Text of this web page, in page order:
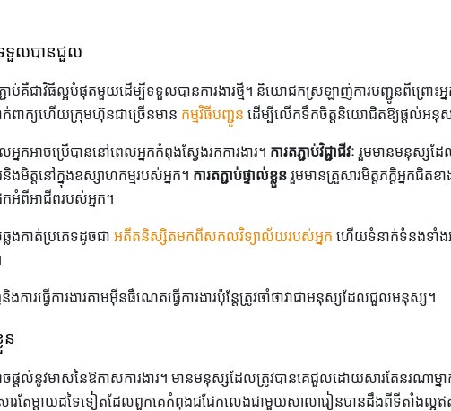
ទទួលបានជួល
ាប់គឺជាវិធីល្អបំផុតមួយដើម្បីទទួលបានការងារថ្មី។ និយោជកស្រឡាញ់ការបញ្ជូនពីព្រោ
ាក្យហើយក្រុមហ៊ុនជាច្រើនមាន កម្មវិធីបញ្ជូន ដើម្បីលើកទឹកចិត្តនិយោជិតឱ្យផ្តល់អនុ
អ្នកអាចប្រើបាននៅពេលអ្នកកំពុងស្វែងរកការងារ។ ការតភ្ជាប់វិជ្ជាជីវៈ រួមមានមនុស្សដែ
ងមិត្តនៅក្នុងឧស្សាហកម្មរបស់អ្នក។ ការតភ្ជាប់ផ្ទាល់ខ្លួន រួមមានគ្រួសារមិត្តភក្តិអ្នកជិតខ
កអំពីអាជីពរបស់អ្នក។
លងកាត់ប្រភេទដូចជា អតីតនិស្សិតមកពីសកលវិទ្យាល័យរបស់អ្នក ហើយទំនាក់ទំនងទាំង
និងការធ្វើការងារតាមអ៊ីនធឺណេតធ្វើការងារប៉ុន្តែត្រូវចាំថាវាជាមនុស្សដែលជួលមនុស្ស។
ន
អាចផ្តល់នូវមាសនៃឱកាសការងារ។ មានមនុស្សដែលត្រូវបានគេជួលដោយសារតែនរណាម្ន
រតែម្ដាយដទៃទៀតដែលពួកគេកំពុងជជែកលេងជាមួយសាលារៀនបានដឹងពីទីតាំងល្អឥត